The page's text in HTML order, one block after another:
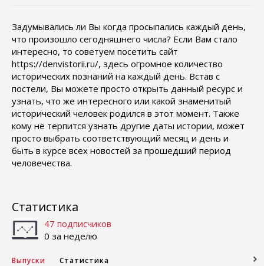
Задумывались ли Вы когда просыпались каждый день,
что произошло сегодняшнего числа? Если Вам стало
интересно, то советуем посетить сайт
https://denvistorii.ru/, здесь огромное количество
исторических познаний на каждый день. Встав с
постели, Вы можете просто открыть данный ресурс и
узнать, что же интересного или какой знаменитый
исторический человек родился в этот момент. Также
кому не терпится узнать другие даты истории, может
просто выбрать соответствующий месяц и день и
быть в курсе всех новостей за прошедший период
человечества.
Статистика
47 подписчиков
0 за неделю
Выпуски Статистика